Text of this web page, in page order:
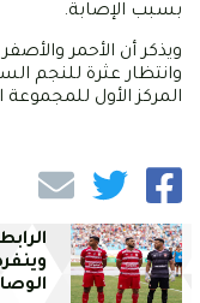
بسبب الإصابة.
ويذكر أن الأحمر
وانتظار عثرة للنجم
المركز الأول للمجموعة